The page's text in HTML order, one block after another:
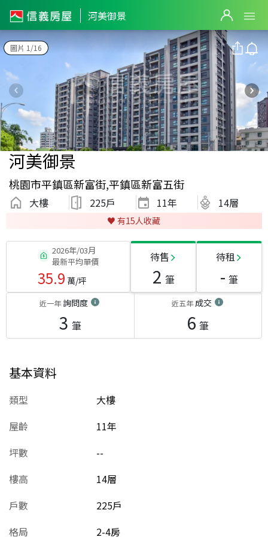
河美御景
圖片 1/16
河美御景
桃園市平鎮區新富街,平鎮區新富五街
大樓 225戶 11年 14層
♥️ 有15人收藏
2026年/03月
最新平均單價
35.9 萬/坪
待售
2 筆
待租
- 筆
近一年詢問度
3 筆
近五年成交
6 筆
基本資料
類型
大樓
屋齡
11年
坪數
--
樓高
14層
戶數
225戶
格局
2-4房